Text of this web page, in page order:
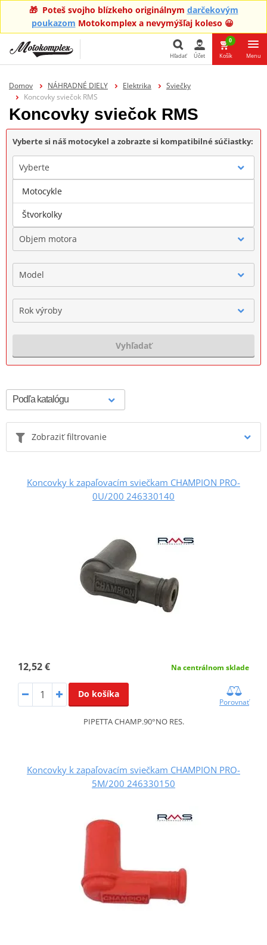
🎁 Poteš svojho blízkeho originálnym darčekovým
poukazom Motokomplex a nevymýšľaj koleso 😀
Hľadať Účet
0
Košík Menu
Domov NÁHRADNÉ DIELY Elektrika
Sviečky
Koncovky sviečok RMS
Koncovky sviečok RMS
Vyberte si náš motocykel a zobrazte si kompatibilné súčiastky:
Vyberte
Značka
Objem motora
Model
Rok výroby
Vyhľadať
Zobraziť filtrovanie
Koncovky k zapaľovacím sviečkam CHAMPION PRO-
0U/200 246330140
12,52 € Na centrálnom sklade
Do košíka
Porovnať
PIPETTA CHAMP.90°NO RES.
Koncovky k zapaľovacím sviečkam CHAMPION PRO-
5M/200 246330150
Motocykle
Štvorkolky